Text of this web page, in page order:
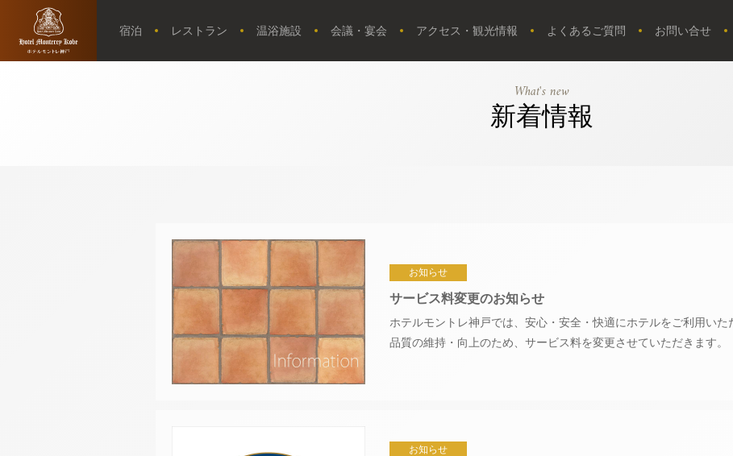
宿泊 レストラン 温浴施設 会議・宴会 アクセス・観光情報 よくあるご質問 お問い合せ
What's new
新着情報
お知らせ
サービス料変更のお知らせ
ホテルモントレ神戸では、安心・安全・快適にホテルをご利用い
品質の維持・向上のため、サービス料を変更させていただきます。
お知らせ
レストラン予約